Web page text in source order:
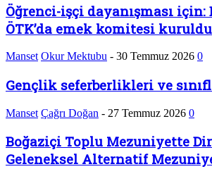
Öğrenci-işçi dayanışması için:
ÖTK’da emek komitesi
Manset Okur Mektubu - 30 Temmuz 2026 0
Gençlik seferberlikleri ve
Manset Çağrı Doğan - 27 Temmuz 2026 0
Boğaziçi Toplu Mezuniyette
Geleneksel Alternatif